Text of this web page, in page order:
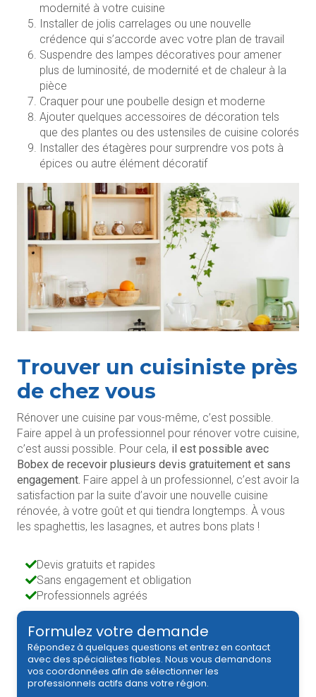
modernité à votre cuisine
Installer de jolis carrelages ou une nouvelle
crédence qui s’accorde avec votre plan de travail
Suspendre des lampes décoratives pour amener
plus de luminosité, de modernité et de chaleur à la
pièce
Craquer pour une poubelle design et moderne
Ajouter quelques accessoires de décoration tels
que des plantes ou des ustensiles de cuisine colorés
Installer des étagères pour surprendre vos pots à
épices ou autre élément décoratif
Trouver un cuisiniste près
de chez vous
Rénover une cuisine par vous-même, c’est possible.
Faire appel à un professionnel pour rénover votre cuisine,
c’est aussi possible. Pour cela, il est possible avec
Bobex de recevoir plusieurs devis gratuitement et sans
engagement. Faire appel à un professionnel, c’est avoir la
satisfaction par la suite d’avoir une nouvelle cuisine
rénovée, à votre goût et qui tiendra longtemps. À vous
les spaghettis, les lasagnes, et autres bons plats !
Devis gratuits et rapides
Sans engagement et obligation
Professionnels agréés
Formulez votre demande
Répondez à quelques questions et entrez en contact
avec des spécialistes fiables. Nous vous demandons
vos coordonnées afin de sélectionner les
professionnels actifs dans votre région.